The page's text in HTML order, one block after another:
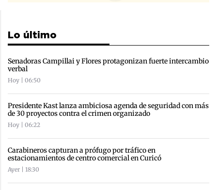
Lo último
Senadoras Campillai y Flores protagonizan fuerte intercambio
verbal
Hoy | 06:50
Presidente Kast lanza ambiciosa agenda de seguridad con más
de 30 proyectos contra el crimen organizado
Hoy | 06:22
Carabineros capturan a prófugo por tráfico en
estacionamientos de centro comercial en Curicó
Ayer | 18:30